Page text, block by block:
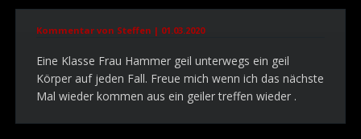
Kommentar von Steffen | 01.03.2020
Eine Klasse Frau Hammer geil unterwegs ein geil
Körper auf jeden Fall. Freue mich wenn ich das nächste
Mal wieder kommen aus ein geiler treffen wieder .